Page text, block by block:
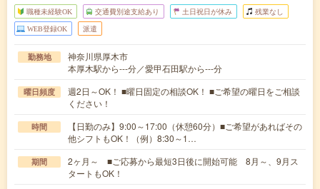
職種未経験OK 交通費別途支給あり 土日祝日が休み 残業なし
WEB登録OK 派遣
勤務地
神奈川県厚木市
本厚木駅から---分／愛甲石田駅から---分
曜日頻度
週2日～OK！ ■曜日固定の相談OK！ ■ご希望の曜日をご相談
ください！
時間
【日勤のみ】9:00～17:00（休憩60分）■ご希望があればその
他シフトもOK！（例）8:30～1…
期間
2ヶ月～ ■ご応募から最短3日後に開始可能 8月～、9月ス
タートもOK！